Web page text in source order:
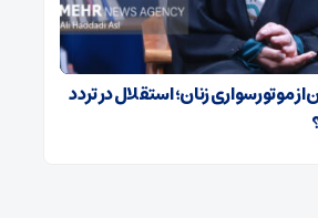
موتورسواری زنان؛ استقلال در تردد